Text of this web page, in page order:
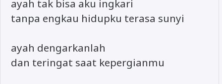
ayah tak bisa aku ingkari
tanpa engkau hidupku terasa sunyi
ayah dengarkanlah
dan teringat saat kepergianmu